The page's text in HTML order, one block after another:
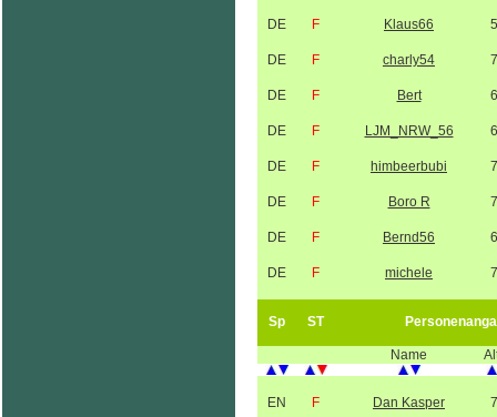
DE F Klaus66
DE F charly54
DE F Bert
DE F LJM_NRW_56
DE F himbeerbubi
DE F Boro R
DE F Bernd56
DE F michele
Sp ST
Name
EN F Dan Kasper